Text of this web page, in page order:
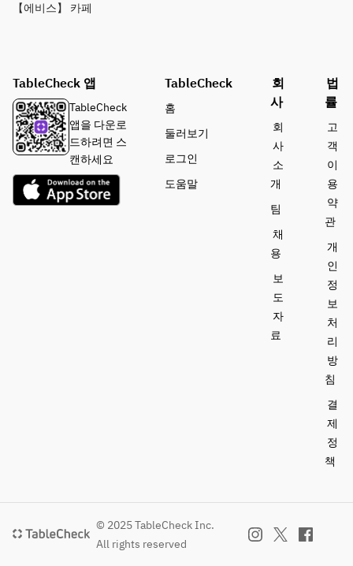
【에비스】 카페
TableCheck 앱
TableCheck
앱을 다운로
드하려면 스
캔하세요
TableCheck
홈
둘러보기
로그인
도움말
회
사
회
사
소
개
팀
채
용
보
도
자
료
법
률
고
객
이
용
약
관
개
인
정
보
처
리
방
침
결
제
정
책
© 2025 TableCheck Inc.
All rights reserved